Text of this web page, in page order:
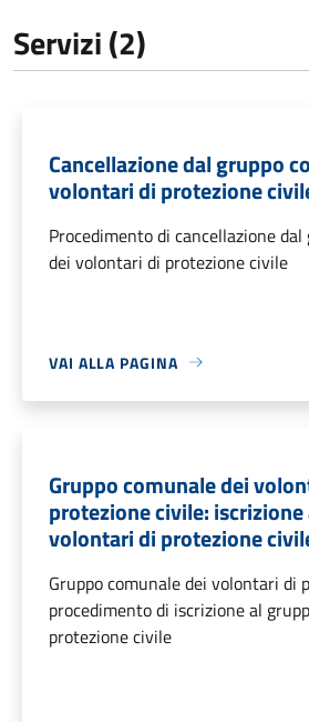
Servizi (2)
Cancellazione dal gruppo
volontari di protezione
Procedimento di cancellazione
dei volontari di protezione civile
VAI ALLA PAGINA
Gruppo comunale dei
protezione civile:
volontari di protezione
Gruppo comunale dei volontari di
procedimento di iscrizione al
protezione civile